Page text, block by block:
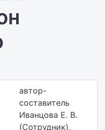
автор-
составитель
Иванцова Е. В.
(Сотрудник),